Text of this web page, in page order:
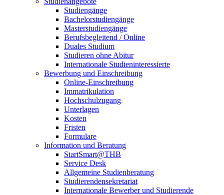
Studiengänge
Bachelorstudiengänge
Masterstudiengänge
Berufsbegleitend / Online
Duales Studium
Studieren ohne Abitur
Internationale Studieninteressierte
Bewerbung und Einschreibung
Online-Einschreibung
Immatrikulation
Hochschulzugang
Unterlagen
Kosten
Fristen
Formulare
Information und Beratung
StartSmart@THB
Service Desk
Allgemeine Studienberatung
Studierendensekretariat
Internationale Bewerber und Studierende